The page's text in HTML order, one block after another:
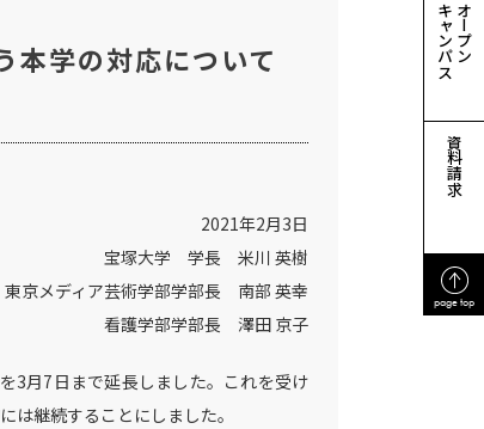
オープン
キャンパス
資料請求
page top
本学の対応について
2021年2月3日
宝塚大学 学長 米川 英樹
東京メディア芸術学部学部長 南部 英幸
看護学部学部長 澤田 京子
3月7日まで延長しました。これを受け
は継続することにしました。